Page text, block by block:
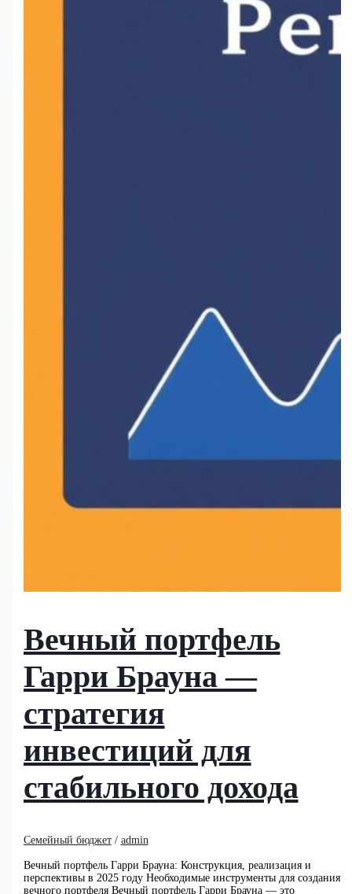
Вечный портфель
Гарри Брауна —
стратегия
инвестиций для
стабильного дохода
Семейный бюджет/ admin
Вечный портфель Гарри Брауна: Конструкция, реализация и
перспективы в 2025 году Необходимые инструменты для создания
вечного портфеля Вечный портфель Гарри Брауна — это